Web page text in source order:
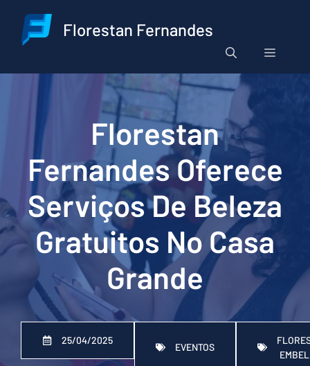
para
Florestan Fernandes
Menu
Florestan
Fernandes Oferece
Serviços De Beleza
Gratuitos No Casa
Grande
25/04/2025
EVENTOS